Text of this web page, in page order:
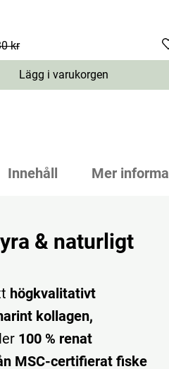
:248 kr
kr
Lägg i varukorgen
Innehåll Mer
& naturligt
högkvalitativt
kollagen,
100 % renat
MSC-certifierat fiske